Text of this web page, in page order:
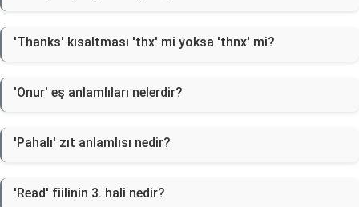
'Thanks' kısaltması 'thx' mi yoksa 'thnx' mi?
'Onur' eş anlamlıları nelerdir?
'Pahalı' zıt anlamlısı nedir?
'Read' fiilinin 3. hali nedir?